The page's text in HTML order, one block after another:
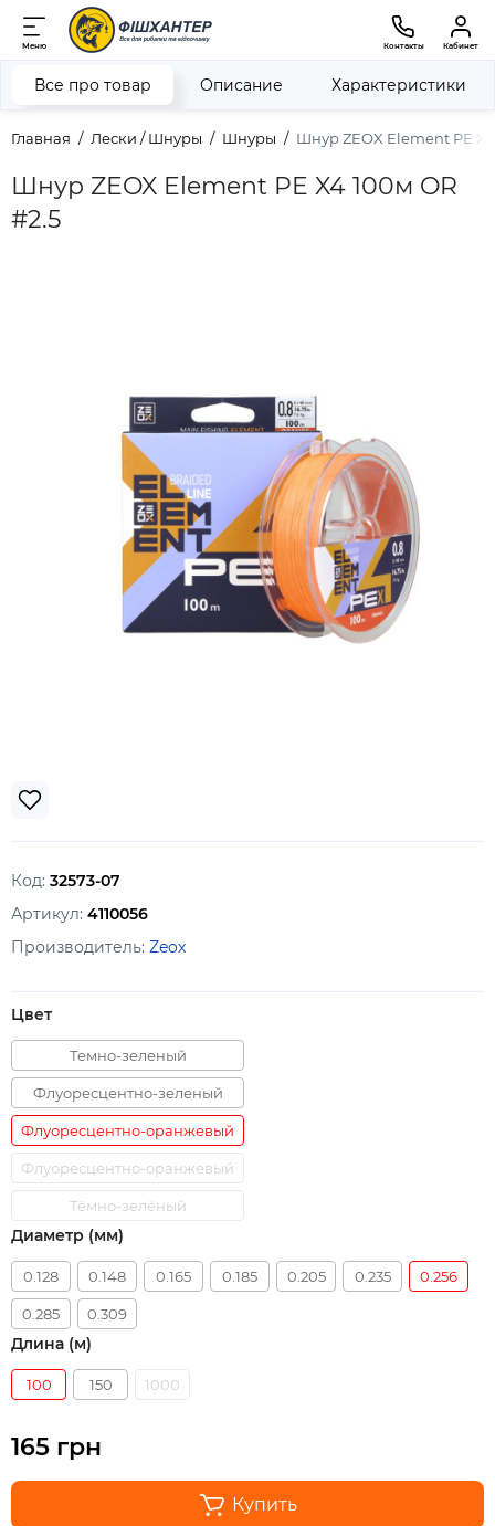
Меню Контакты Кабинет
Главная Лески / Шнуры Шнуры Шнур ZEOX Element PE
Шнур ZEOX Element PE X4 100м OR
#2.5
Все про товар Описание Характеристики
Код: 32573-07
Артикул: 4110056
Производитель: Zeox
Цвет
Темно-зеленый
Флуоресцентно-зеленый
Флуоресцентно-оранжевый
Флуоресцентно-оранжевый
Тёмно-зелёный
Диаметр (мм)
0.128 0.148 0.165 0.185 0.205 0.235 0.256
0.285 0.309
Длина (м)
100 150 1000
165 грн
Купить